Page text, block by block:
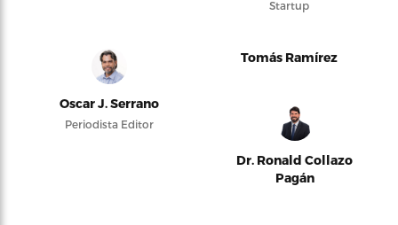
Startup
Oscar J. Serrano
Periodista Editor
Tomás Ramírez
Dr. Ronald Collazo
Pagán